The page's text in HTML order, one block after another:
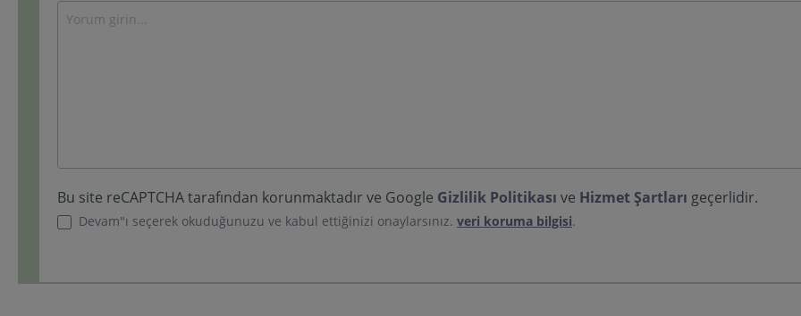
Bu site reCAPTCHA tarafından korunmaktadır ve Google Gizlilik Politikası ve Hizmet Şartları geçerlidir.
Devam"ı seçerek okuduğunuzu ve kabul ettiğinizi onaylarsınız. veri koruma bilgisi.